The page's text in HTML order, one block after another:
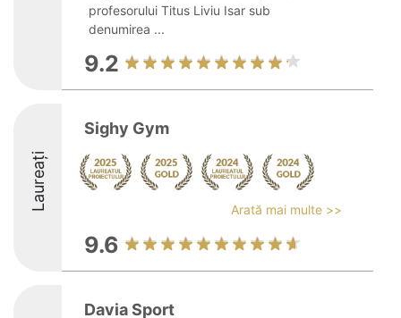
profesorului Titus Liviu Isar sub
denumirea ...
9.2
Laureați
Sighy Gym
Arată mai multe >>
9.6
Davia Sport